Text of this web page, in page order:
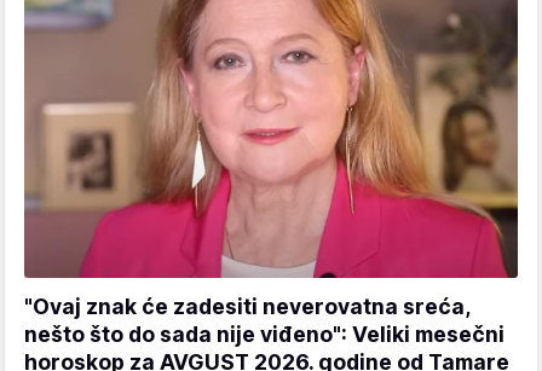
"Ovaj znak će zadesiti neverovatna sreća,
nešto što do sada nije viđeno": Veliki mesečni
horoskop za AVGUST 2026. godine od Tamare